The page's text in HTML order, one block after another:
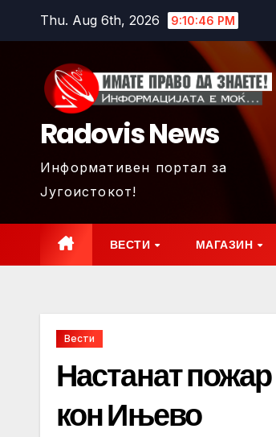
Thu. Aug 6th, 2026 9:10:48 PM
Radovis News
Информативен портал за
Југоистокот!
ВЕСТИ МАГАЗИН
Вести
Настанат
кон Ињево